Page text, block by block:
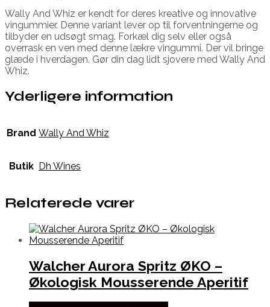
Wally And Whiz er kendt for deres kreative og innovative
vingummier. Denne variant lever op til forventningerne og
tilbyder en udsøgt smag. Forkæl dig selv eller også
overrask en ven med denne lækre vingummi. Der vil bringe
glæde i hverdagen. Gør din dag lidt sjovere med Wally And
Whiz.
Yderligere information
Brand Wally And Whiz
Butik Dh Wines
Relaterede varer
Walcher Aurora Spritz ØKO –
Økologisk Mousserende Aperitif